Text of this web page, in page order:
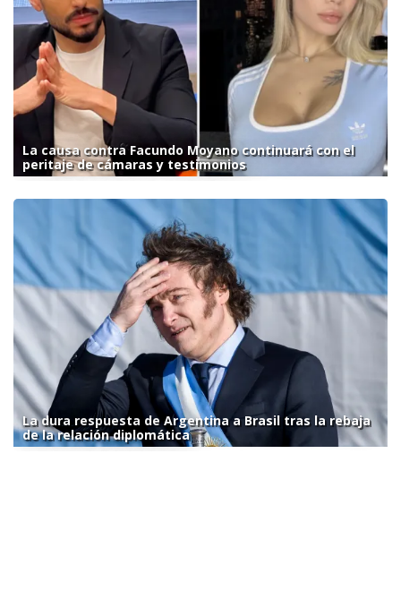
La causa contra Facundo Moyano continuará con el
peritaje de cámaras y testimonios
La dura respuesta de Argentina a Brasil tras la rebaja
de la relación diplomática